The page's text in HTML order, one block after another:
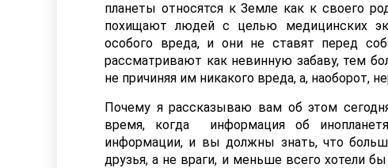
планеты относятся к Земле как к своего
похищают людей с целью медицинских
особого вреда, и они не ставят перед
рассматривают как невинную забаву, тем
не причиняя им никакого вреда, а, наоборот,
Почему я рассказываю вам об этом
время, когда информация об
информации, и вы должны знать, что
друзья, а не враги, и меньше всего хотели